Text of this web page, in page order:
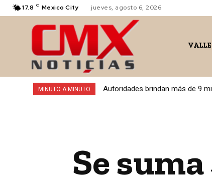
17.8 C Mexico City jueves, agosto 6, 2026
MINUTO A MINUTO Autoridades brindan más de 9
Se